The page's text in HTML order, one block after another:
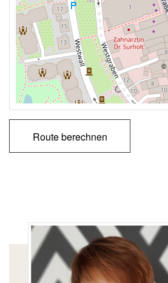
©
Route berechnen